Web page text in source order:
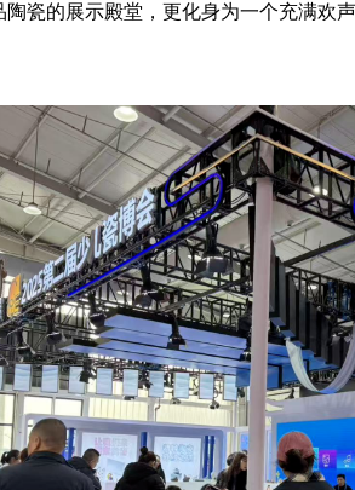
瓷的展示殿堂，更化身为一个充满